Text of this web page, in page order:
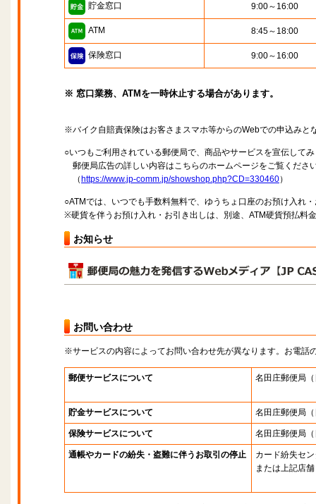
貯金窓口 9:00～16:00
ATM 8:45～18:00
保険窓口 9:00～16:00
※ 窓口業務、ATMを一時休止する場合があります。
※バイク自賠責保険はお客さまスマホ等からのWebでの申込みと
○いつもご利用されている郵便局で、商品やサービスを宣伝して
郵便局広告の詳しい内容はこちらのホームページをご覧くださ
（ https://www.jp-comm.jp/showshop.php?CD=330460）
○ATMでは、いつでも手数料無料で、ゆうちょ口座のお預け入れ
※硬貨を伴うお預け入れ・お引き出しは、別途、ATM硬貨預払料
お知らせ
お問い合わせ
※サービスの内容によってお問い合わせ先が異なります。お電話
郵便サービスについて 名田庄郵便局
貯金サービスについて 名田庄郵便局
保険サービスについて 名田庄郵便局
通帳やカードの紛失・盗難に伴うお取引の停止
カード紛失セ
または上記店舗